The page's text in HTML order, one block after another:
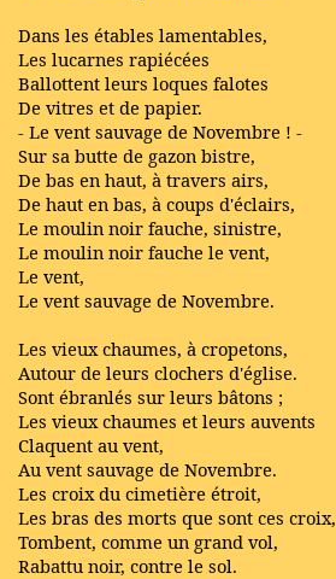
Dans les étables lamentables,
Les lucarnes rapiécées
Ballottent leurs loques falotes
De vitres et de papier.
- Le vent sauvage de Novembre ! -
Sur sa butte de gazon bistre,
De bas en haut, à travers airs,
De haut en bas, à coups d'éclairs,
Le moulin noir fauche, sinistre,
Le moulin noir fauche le vent,
Le vent,
Le vent sauvage de Novembre.
Les vieux chaumes, à cropetons,
Autour de leurs clochers d'église.
Sont ébranlés sur leurs bâtons ;
Les vieux chaumes et leurs auvents
Claquent au vent,
Au vent sauvage de Novembre.
Les croix du cimetière étroit,
Les bras des morts que sont ces croix,
Tombent, comme un grand vol,
Rabattu noir, contre le sol.